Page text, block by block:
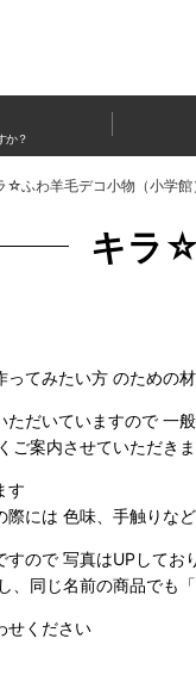
か？
☆ふわ羊毛デコ小物（小学館
キラ
てみたい方 のための
だいていますので 一
案内させていただきま
す
には 色味、手触りな
ので 写真はUPしてお
、同じ名前の商品でも
せください